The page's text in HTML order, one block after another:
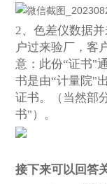
2、色差仪数据
户过来验厂，客
意：此份“证书"
书是由“计量院"
证书。（当然部
书"）。
接下来可以回答